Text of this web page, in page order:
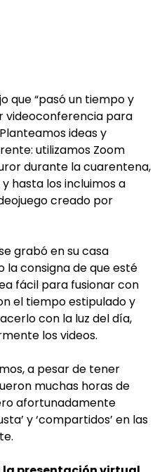
que “pasó un tiempo y
videoconferencia para
ideas y
utilizamos Zoom
durante la cuarentena,
hasta los incluimos a
creado por
grabó en su casa
la consigna de que esté
fácil para fusionar con
el tiempo estipulado y
con la luz del día,
los videos.
a pesar de tener
muchas horas de
afortunadamente
y ‘compartidos’ en las